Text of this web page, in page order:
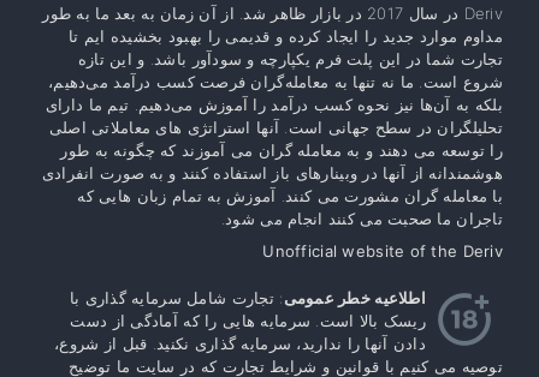
Deriv در سال 2017 در بازار ظاهر شد. از آن زمان به بعد ما به طور
مداوم موارد جدید را ایجاد کرده و قدیمی را بهبود بخشیده ایم تا
تجارت شما در این پلت فرم یکپارچه و سودآور باشد. و این تازه
شروع است. ما نه تنها به معامله‌گران فرصت کسب درآمد می‌دهیم،
بلکه به آن‌ها نیز نحوه کسب درآمد را آموزش می‌دهیم. تیم ما دارای
تحلیلگران در سطح جهانی است. آنها استراتژی های معاملاتی اصلی
را توسعه می دهند و به معامله گران می آموزند که چگونه به طور
هوشمندانه از آنها در وبینارهای باز استفاده کنند و به صورت انفرادی
با معامله گران مشورت می کنند. آموزش به تمام زبان هایی که
تاجران ما صحبت می کنند انجام می شود.
Unofficial website of the Deriv
اطلاعیه خطر عمومی: تجارت شامل سرمایه گذاری با
ریسک بالا است. سرمایه هایی را که آمادگی از دست
دادن آنها را ندارید، سرمایه گذاری نکنید. قبل از شروع،
توصیه می کنیم با قوانین و شرایط تجارت که در سایت ما توضیح